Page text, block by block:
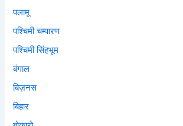
पलामू
पश्चिमी चम्पारण
पश्चिमी सिंहभूम
बंगाल
बिज़नस
बिहार